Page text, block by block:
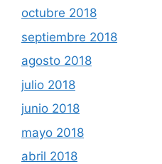
octubre 2018
septiembre 2018
agosto 2018
julio 2018
junio 2018
mayo 2018
abril 2018